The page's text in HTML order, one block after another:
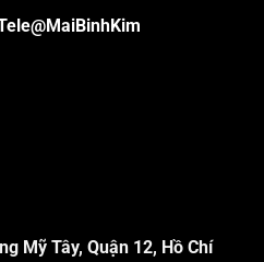
Mỹ Tây, Quận 12, Hồ Chí